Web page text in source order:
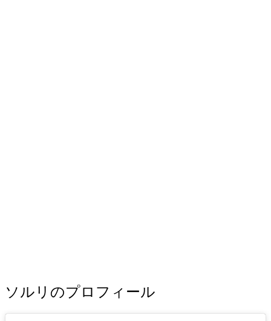
ソルリのプロフィール